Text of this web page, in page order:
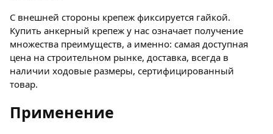
С внешней стороны крепеж фиксируется гайкой.
Купить анкерный крепеж у нас означает получение
множества преимуществ, а именно: самая доступная
цена на строительном рынке, доставка, всегда в
наличии ходовые размеры, сертифицированный
товар.
Применение